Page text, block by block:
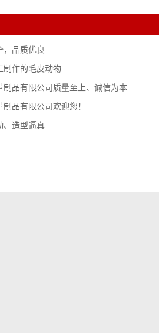
，品质优良
制作的毛皮动物
制品有限公司质量至上、诚信为本
品有限公司欢迎您！
、造型逼真